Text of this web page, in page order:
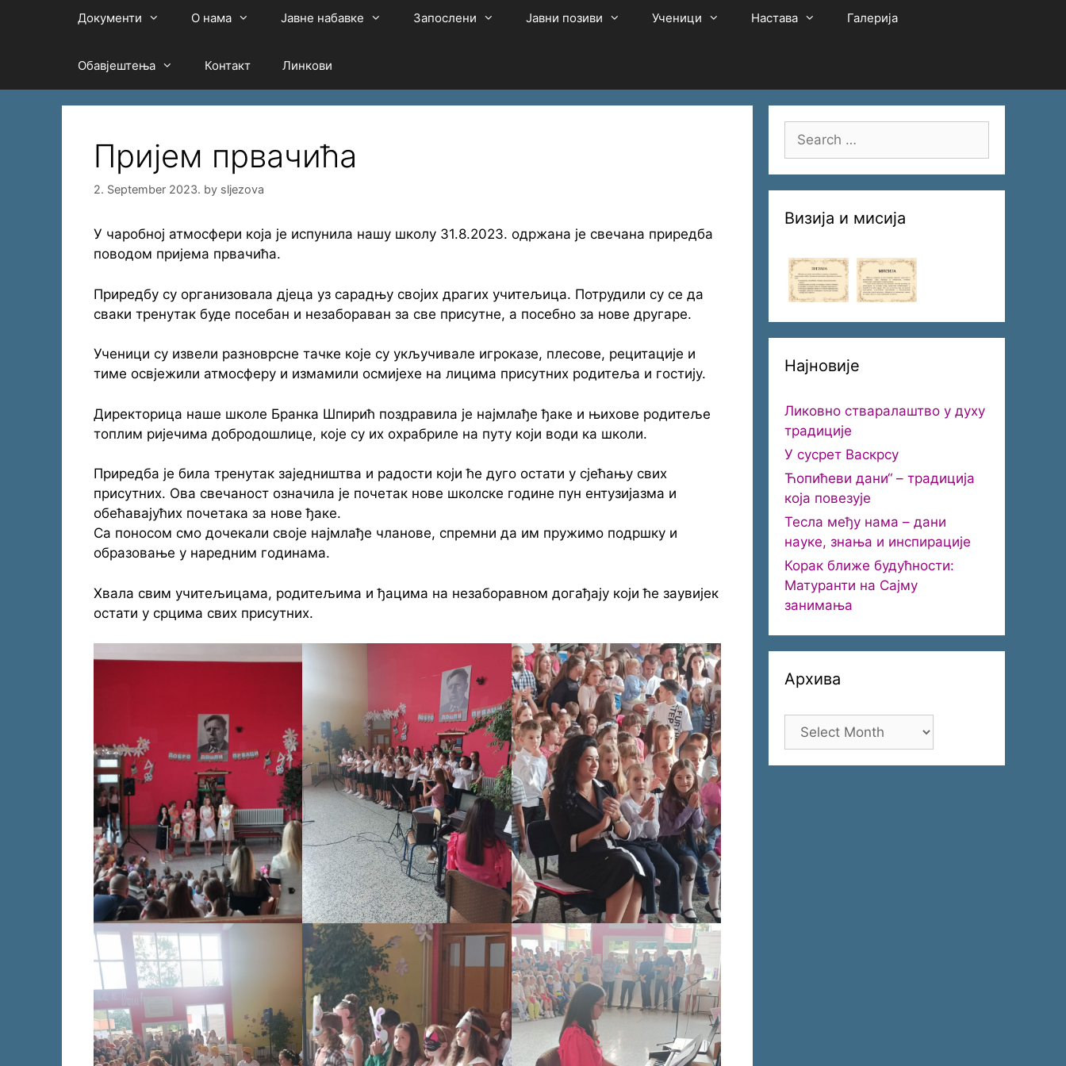
Документи О нама Јавне набавке Запослени Јавни позиви Ученици Настава Галерија
Обавјештења Контакт Линкови
Пријем првачића
2. September 2023. by sljezova
У чаробној атмосфери која је испунила нашу школу 31.8.2023. одржана је свечана приредба
поводом пријема првачића.
Приредбу су организовала дјеца уз сарадњу својих драгих учитељица. Потрудили су се да
сваки тренутак буде посебан и незабораван за све присутне, а посебно за нове другаре.
Ученици су извели разноврсне тачке које су укључивале игроказе, плесове, рецитације и
тиме освјежили атмосферу и измамили осмијехе на лицима присутних родитеља и гостију.
Директорица наше школе Бранка Шпирић поздравила је најмлађе ђаке и њихове родитеље
топлим ријечима добродошлице, које су их охрабриле на путу који води ка школи.
Приредба је била тренутак заједништва и радости који ће дуго остати у сјећању свих
присутних. Ова свечаност означила је почетак нове школске године пун ентузијазма и
обећавајућих почетака за нове ђаке.
Са поносом смо дочекали своје најмлађе чланове, спремни да им пружимо подршку и
образовање у наредним годинама.
Хвала свим учитељицама, родитељима и ђацима на незаборавном догађају који ће заувијек
остати у срцима свих присутних.
Search
for:
Визија и мисија
Најновије
Ликовно стваралаштво у духу
традиције
У сусрет Васкрсу
Ћопићеви дани“ – традиција
која повезује
Тесла међу нама – дани
науке, знања и инспирације
Корак ближе будућности:
Матуранти на Сајму
занимања
Архива
Архива